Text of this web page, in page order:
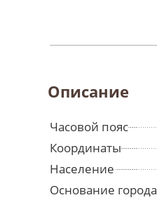
Описание
Часовой пояс
Координаты
Население
Основание города